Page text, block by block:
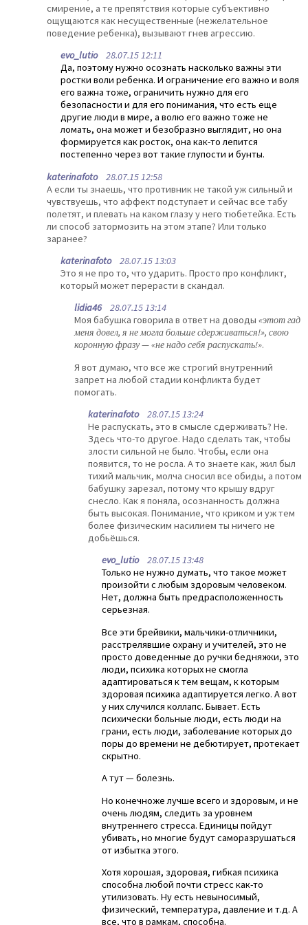
смирение, а те препятствия которые субъективно
ощущаются как несущественные (нежелательное
поведение ребенка), вызывают гнев агрессию.
evo_lutio28.07.15 12:11
Да, поэтому нужно осознать насколько важны эти
ростки воли ребенка. И ограничение его важно и воля
его важна тоже, ограничить нужно для его
безопасности и для его понимания, что есть еще
другие люди в мире, а волю его важно тоже не
ломать, она может и безобразно выглядит, но она
формируется как росток, она как-то лепится
постепенно через вот такие глупости и бунты.
katerinafoto28.07.15 12:58
А если ты знаешь, что противник не такой уж сильный и
чувствуешь, что аффект подступает и сейчас все табу
полетят, и плевать на каком глазу у него тюбетейка. Есть
ли способ затормозить на этом этапе? Или только
заранее?
katerinafoto28.07.15 13:03
Это я не про то, что ударить. Просто про конфликт,
который может перерасти в скандал.
lidia4628.07.15 13:14
Моя бабушка говорила в ответ на доводы «этот гад
меня довел, я не могла больше сдерживаться!», свою
коронную фразу — «не надо себя распускать!».
Я вот думаю, что все же строгий внутренний
запрет на любой стадии конфликта будет
помогать.
katerinafoto28.07.15 13:24
Не распускать, это в смысле сдерживать? Не.
Здесь что-то другое. Надо сделать так, чтобы
злости сильной не было. Чтобы, если она
появится, то не росла. А то знаете как, жил был
тихий мальчик, молча сносил все обиды, а потом
бабушку зарезал, потому что крышу вдруг
снесло. Как я поняла, осознанность должна
быть высокая. Понимание, что криком и уж тем
более физическим насилием ты ничего не
добьёшься.
evo_lutio28.07.15 13:48
Только не нужно думать, что такое может
произойти с любым здоровым человеком.
Нет, должна быть предрасположенность
серьезная.
Все эти брейвики, мальчики-отличники,
расстрелявшие охрану и учителей, это не
просто доведенные до ручки бедняжки, это
люди, психика которых не смогла
адаптироваться к тем вещам, к которым
здоровая психика адаптируется легко. А вот
у них случился коллапс. Бывает. Есть
психически больные люди, есть люди на
грани, есть люди, заболевание которых до
поры до времени не дебютирует, протекает
скрытно.
А тут — болезнь.
Но конечноже лучше всего и здоровым, и не
очень людям, следить за уровнем
внутреннего стресса. Единицы пойдут
убивать, но многие будут саморазрушаться
от избытка этого.
Хотя хорошая, здоровая, гибкая психика
способна любой почти стресс как-то
утилизовать. Ну есть невыносимый,
физический, температура, давление и т.д. А
все, что в рамкам, способна.